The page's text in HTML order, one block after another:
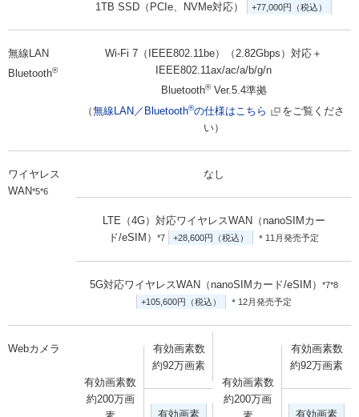
1TB SSD（PCIe、NVMe対応） +77,000円（税込）
無線LAN
Bluetooth®
Wi-Fi 7（IEEE802.11be）（2.82Gbps）対応＋
IEEE802.11ax/ac/a/b/g/n
Bluetooth®Ver.5.4準拠
（無線LAN／Bluetooth®の仕様はこちら
をご覧くださ
い）
ワイヤレス
WAN*5*6
なし
LTE（4G）対応ワイヤレスWAN（nanoSIMカー
ド/eSIM）
*7 +28,600円（税込） ＊11月発売予定
5G対応ワイヤレスWAN（nanoSIMカード/eSIM）
*7*8
+105,600円（税込）
＊12月発売予定
Webカメラ
有効画素数
約200万画
有効画素数
約92万画素
有効画素数
約200万画
有効画素数
約92万画素
有効画素 有効画素